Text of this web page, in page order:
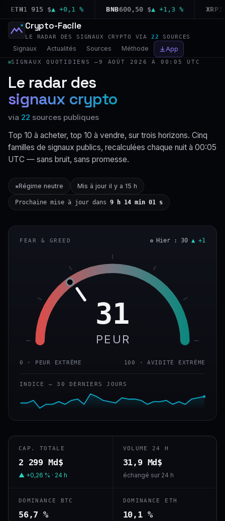
1 915 $▲ +0,1 % BNB600,50 $▲ +1,3 % XRP1,04
Crypto-Facile
LE RADAR DES SIGNAUX CRYPTO VIA 22 SOURCES
Signaux Actualités Sources Méthode App
SIGNAUX QUOTIDIENS —9 AOÛT 2026 À 00:05 UTC
Le radar des
signaux crypto
via 22 sources publiques
Top 10 à acheter, top 10 à vendre, sur trois horizons. Cinq
familles de signaux publics, recalculées chaque nuit à 00:05
UTC — sans bruit, sans promesse.
▪Régime neutre Mis à jour il y a 15 h
Prochaine mise à jour dans 9 h 14 min 00 s
FEAR & GREED Hier : 30 ▲ +1
31
PEUR
0 · PEUR EXTRÊME 100 · AVIDITÉ EXTRÊME
INDICE — 30 DERNIERS JOURS
CAP. TOTALE
2 299 Md$
▲ +0,26 % · 24 h
VOLUME 24 H
31,9 Md$
échangé sur 24 h
DOMINANCE BTC
56,7 %
DOMINANCE ETH
10,1 %